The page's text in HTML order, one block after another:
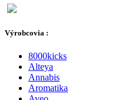
Výrobcovia :
8000kicks
Alteya
Annabis
Aromatika